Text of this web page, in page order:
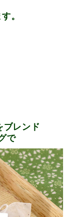
。
ブレンド
で